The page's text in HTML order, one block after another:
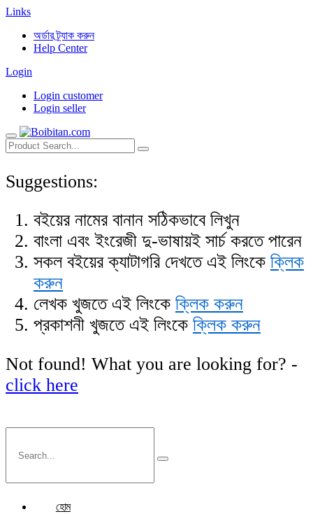
Links
অর্ডার ট্র্যাক করুন
Help Center
Login
Login customer
Login seller
Suggestions:
বইয়ের নামের বানান সঠিকভাবে লিখুন
বাংলা এবং ইংরেজী দু-ভাষায়ই সার্চ করতে পারেন
সকল বইয়ের ক্যাটাগরি দেখতে এই লিংকে ক্লিক
করুন
লেখক খুজতে এই লিংকে ক্লিক করুন
প্রকাশনী খুজতে এই লিংকে ক্লিক করুন
Not found! What you are looking for? -
click here
হোম